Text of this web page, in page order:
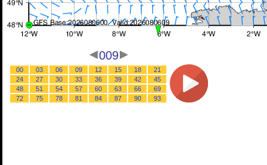
009
00 03 06 09 12 15 18
21
24
27 30 33 36 39 42
45
48
51 54 57 60 63 66
69
72
75 78 81 84 87 90 93